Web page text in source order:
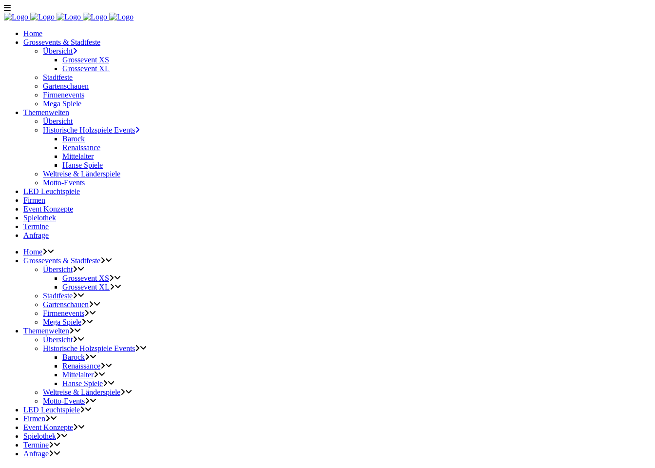
Home
Grossevents & Stadtfeste
Übersicht
Grossevent XS
Grossevent XL
Stadtfeste
Gartenschauen
Firmenevents
Mega Spiele
Themenwelten
Übersicht
Historische Holzspiele Events
Barock
Renaissance
Mittelalter
Hanse Spiele
Weltreise & Länderspiele
Motto-Events
LED Leuchtspiele
Firmen
Event Konzepte
Spielothek
Termine
Anfrage
Home
Grossevents & Stadtfeste
Übersicht
Grossevent XS
Grossevent XL
Stadtfeste
Gartenschauen
Firmenevents
Mega Spiele
Themenwelten
Übersicht
Historische Holzspiele Events
Barock
Renaissance
Mittelalter
Hanse Spiele
Weltreise & Länderspiele
Motto-Events
LED Leuchtspiele
Firmen
Event Konzepte
Spielothek
Termine
Anfrage